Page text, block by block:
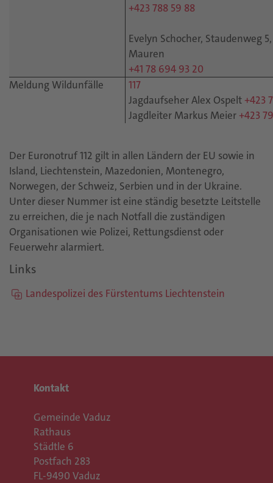
+423 788 59 88
Evelyn Schocher, Staudenweg
Mauren
+41 78 694 93 20
Meldung Wildunfälle
117
Jagdaufseher Alex Ospelt +423
Jagdleiter Markus Meier +423
Der Euronotruf 112 gilt in allen Ländern der EU sowie in
Island, Liechtenstein, Mazedonien, Montenegro,
Norwegen, der Schweiz, Serbien und in der Ukraine.
Unter dieser Nummer ist eine ständig besetzte Leitstelle
zu erreichen, die je nach Notfall die zuständigen
Organisationen wie Polizei, Rettungsdienst oder
Feuerwehr alarmiert.
Links
Landespolizei des Fürstentums Liechtenstein
Kontakt
Gemeinde Vaduz
Rathaus
Städtle 6
Postfach 283
FL-9490 Vaduz